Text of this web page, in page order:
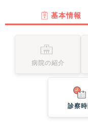
基本情報
病院の紹介
診察時